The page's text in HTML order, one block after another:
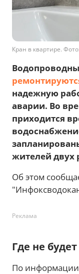
Кран в квартире.
надежную
аварии. Во
приходится
жителей двух
Об этом
Реклама
Где не
По